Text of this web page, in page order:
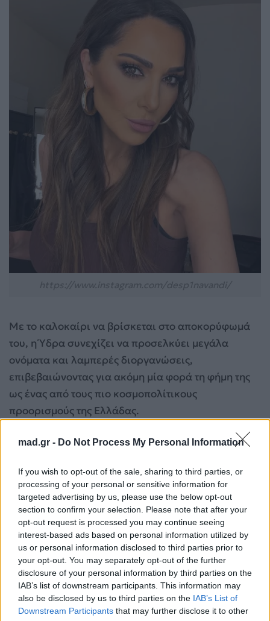
mad.gr - Do Not Process My Personal Information
If you wish to opt-out of the sale, sharing to third parties, or
processing of your personal or sensitive information for
targeted advertising by us, please use the below opt-out
section to confirm your selection. Please note that after your
opt-out request is processed you may continue seeing
interest-based ads based on personal information utilized by
us or personal information disclosed to third parties prior to
your opt-out. You may separately opt-out of the further
disclosure of your personal information by third parties on the
IAB’s list of downstream participants. This information may
also be disclosed by us to third parties on the IAB’s List of
Downstream Participants that may further disclose it to other
Με το καλοκαίρι να βρίσκεται στο αποκορύφωμά
του, η Ύδρα συνεχίζει να προσελκύει μεγάλα
ονόματα και λαμπερές διοργανώσεις,
επιβεβαιώνοντας για ακόμη μία φορά τη φήμη της
ως ένας από τους πιο κοσμοπολίτικους
προορισμούς της Ελλάδας.